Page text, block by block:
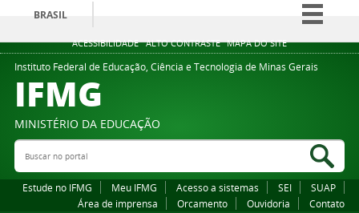
ACESSIBILIDADE ALTO CONTRASTE MAPA DO SITE
BRASIL
Simplifique!
Comunica BR
Legislação
Instituto Federal de Educação, Ciência e Tecnologia de Minas Gerais
IFMG
MINISTÉRIO DA EDUCAÇÃO
Buscar no portal
Estude no IFMG Meu IFMG Acesso a sistemas SEI
SUAP
Área de imprensa
Orcamento Ouvidoria Contato